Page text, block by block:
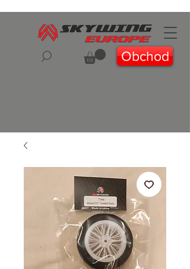
Obchod